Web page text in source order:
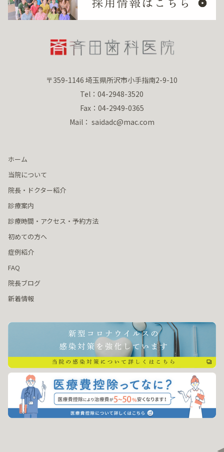
〒359-1146 埼玉県所沢市小手指南2-9-10
Tel：04-2948-3520
Fax：04-2949-0365
Mail： saidadc@mac.com
ホーム
当院について
院長・ドクター紹介
診療案内
診療時間・アクセス・予約方法
初めての方へ
症例紹介
FAQ
院長ブログ
新着情報